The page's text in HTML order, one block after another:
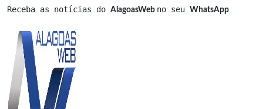
Receba as notícias do AlagoasWeb no seu WhatsApp